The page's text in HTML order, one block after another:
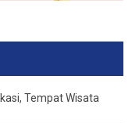
Tempat Wisata